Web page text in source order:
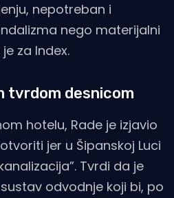
nepotreban i
nego materijalni
za Index.
tvrdom desnicom
hotelu, Rade je izjavio
jer u Šipanskoj Luci
Tvrdi da je
odvodnje koji bi, po